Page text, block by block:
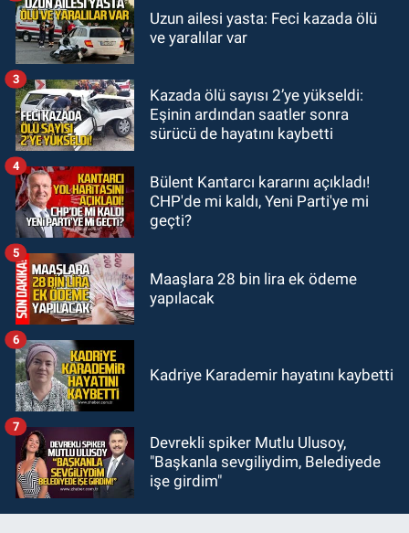
19:01Çaycumalılar Derneği
SPOR
17:45
Gökmen'i kadrosuna kattı
Uzun ailesi yasta: Feci kazada ölü
ve yaralılar var
Kazada ölü sayısı 2’ye yükseldi:
Eşinin ardından saatler sonra
sürücü de hayatını kaybetti
3
Bülent Kantarcı kararını açıkladı!
CHP'de mi kaldı, Yeni Parti'ye mi
geçti?
4
Maaşlara 28 bin lira ek ödeme
yapılacak
5
Kadriye Karademir hayatını kaybetti
6
Devrekli spiker Mutlu Ulusoy,
"Başkanla sevgiliydim, Belediyede
işe girdim"
7